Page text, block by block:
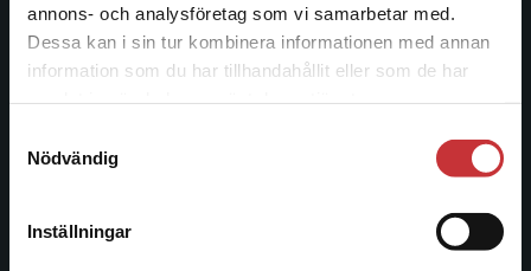
annons- och analysföretag som vi samarbetar med.
Dessa kan i sin tur kombinera informationen med annan
information som du har tillhandahållit eller som de har
Nödvändig
Inställningar
Det verkar som att du besöker
studentlitteratur.se via en enhet utanför Sverige.
Vi erbjuder inte leveranser utanför Sverige. För
att kunna slutföra ett köp måste
Studentlitteratur grundades 1963 och är idag Sveriges
ledande utbildningsförlag. Med läromedel, kurslitteratur,
längs hela kunskapsresan.
Kontakta oss